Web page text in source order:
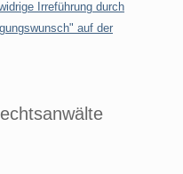
Irreführung durch
auf der